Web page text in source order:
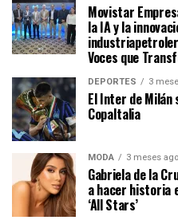
Movistar
la IA y la
Voces que
DEPORTES 3
El Inter de Milán
CopaItalia
MODA 3 meses ago
Gabriela de la
a hacer historia
‘All Stars’